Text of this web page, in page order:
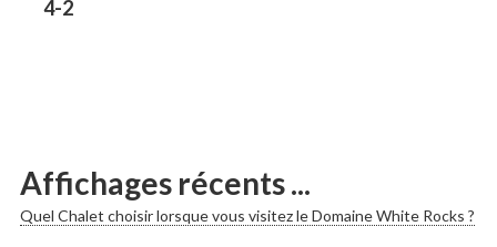
Previous
4-2
Affichages récents ...
Quel Chalet choisir lorsque vous visitez le Domaine White Rocks ?